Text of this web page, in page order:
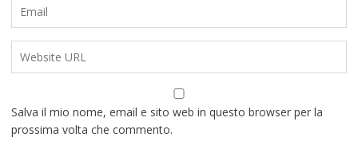
Salva il mio nome, email e sito web in questo browser per la
prossima volta che commento.